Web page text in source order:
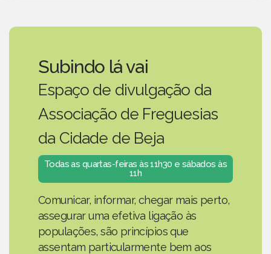
Subindo lá vai
Espaço de divulgação da
Associação de Freguesias
da Cidade de Beja
Todas as quartas-feiras às 11h30 e sábados às
11h
Comunicar, informar, chegar mais perto,
assegurar uma efetiva ligação às
populações, são princípios que
assentam particularmente bem aos